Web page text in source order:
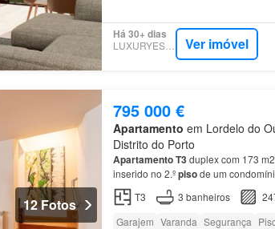
Há 30+ dias
LUXURYESTATE Ver imóvel
12 Fotos
795 000 €
Apartamento em Lordelo do
Distrito do Porto
ApartamentoT3duplex com 173
inserido no 2.ºpisode um
garagem, localizado em Lordelo do
T3 3 banheiros
Garajem Varanda Segurança